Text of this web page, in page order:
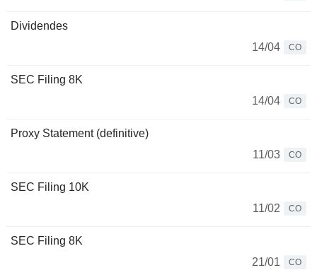
Dividendes
14/04
CO
SEC Filing 8K
14/04
CO
Proxy Statement (definitive)
11/03
CO
SEC Filing 10K
11/02
CO
SEC Filing 8K
21/01
CO